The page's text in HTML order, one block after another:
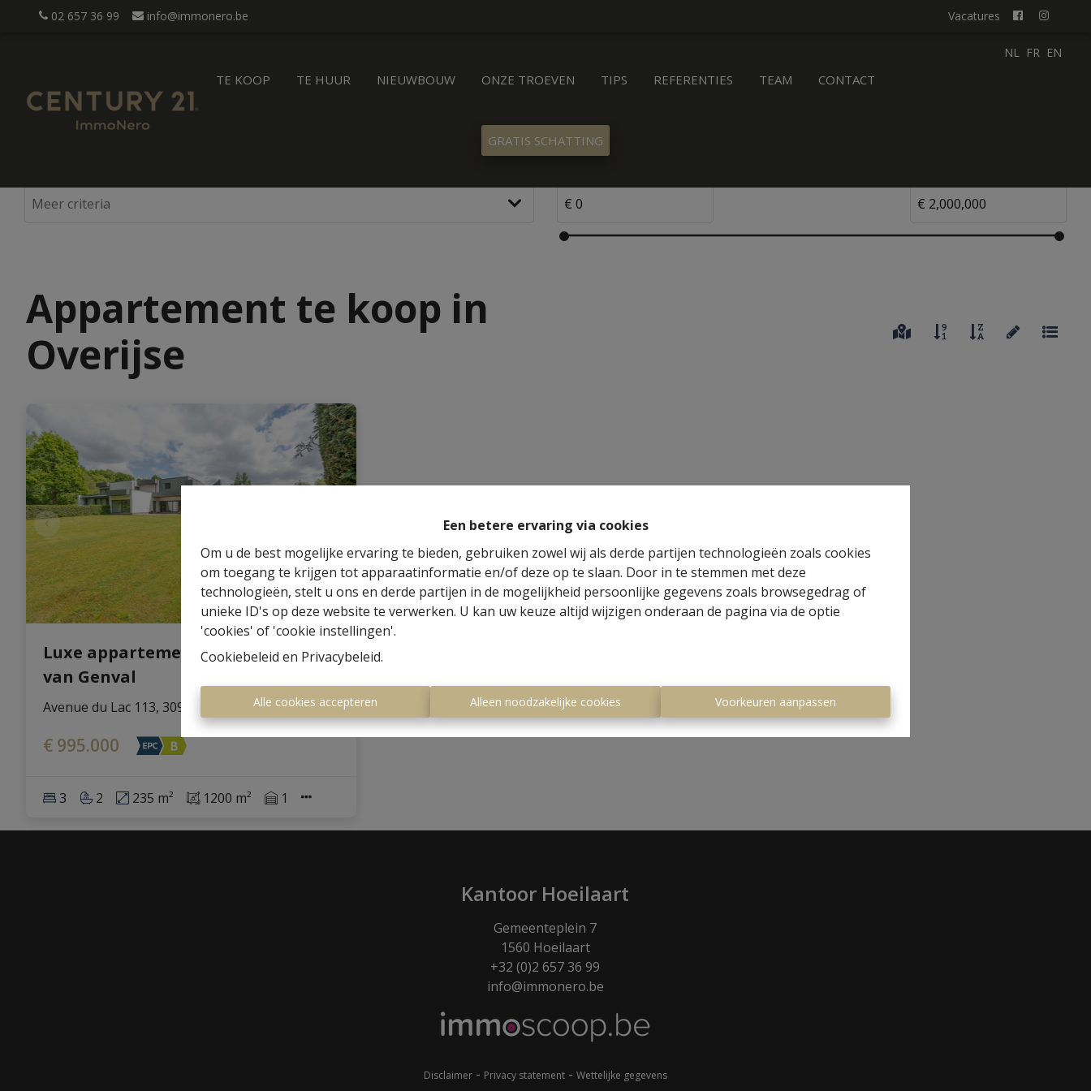
Een betere ervaring via cookies
Om u de best mogelijke ervaring te bieden, gebruiken zowel wij als derde partijen technologieën zoals cookies
om toegang te krijgen tot apparaatinformatie en/of deze op te slaan. Door in te stemmen met deze
technologieën, stelt u ons en derde partijen in de mogelijkheid persoonlijke gegevens zoals browsegedrag of
unieke ID's op deze website te verwerken. U kan uw keuze altijd wijzigen onderaan de pagina via de optie
'cookies' of 'cookie instellingen'.
Cookiebeleid en Privacybeleid.
Alle cookies accepteren Alleen noodzakelijke cookies Voorkeuren aanpassen
02 657 36 99 info@immonero.be Vacatures
TE KOOP TE HUUR NIEUWBOUW ONZE TROEVEN TIPS REFERENTIES TEAM CONTACT
GRATIS SCHATTING
NL FR EN
Appartement te koop in
Overijse
Luxe appartement aan het meer
van Genval
Avenue du Lac 113, 3090 Overijse |Ref: 1817760
€ 995.000
3 2 235 m² 1200 m² 1
Kantoor Hoeilaart
Gemeenteplein 7
1560 Hoeilaart
+32 (0)2 657 36 99
info@immonero.be
Disclaimer- Privacy statement- Wettelijke gegevens